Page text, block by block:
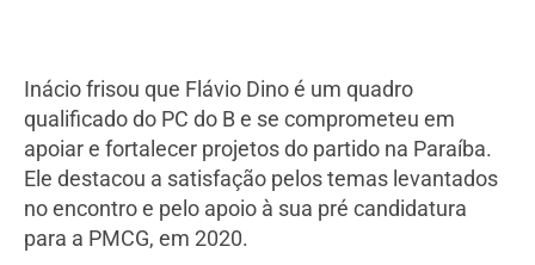
Inácio frisou que Flávio Dino é um quadro
qualificado do PC do B e se comprometeu em
apoiar e fortalecer projetos do partido na Paraíba.
Ele destacou a satisfação pelos temas levantados
no encontro e pelo apoio à sua pré candidatura
para a PMCG, em 2020.